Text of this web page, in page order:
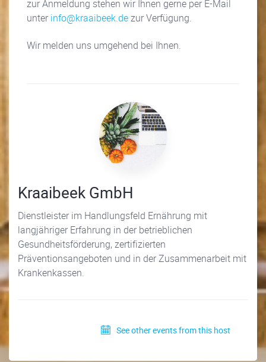
zur Anmeldung stehen wir Ihnen gerne per E-Mail
unter info@kraaibeek.dezur Verfügung.
Wir melden uns umgehend bei Ihnen.
Kraaibeek GmbH
Dienstleister im Handlungsfeld Ernährung mit
langjähriger Erfahrung in der betrieblichen
Gesundheitsförderung, zertifizierten
Präventionsangeboten und in der Zusammenarbeit mit
Krankenkassen.
See other events from this host